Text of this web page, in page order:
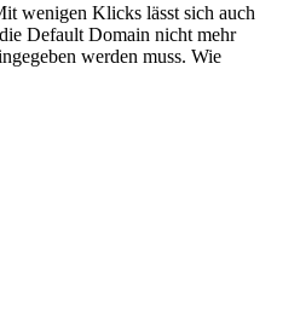
wenigen Klicks lässt sich auch
Default Domain nicht mehr
werden muss. Wie